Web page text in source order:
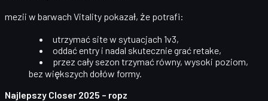
mezii w barwach Vitality pokazał, że potrafi:
utrzymać site w sytuacjach 1v3,
oddać entry i nadal skutecznie grać retake,
przez cały sezon trzymać równy, wysoki poziom,
bez większych dołów formy.
Najlepszy Closer 2025 – ropz